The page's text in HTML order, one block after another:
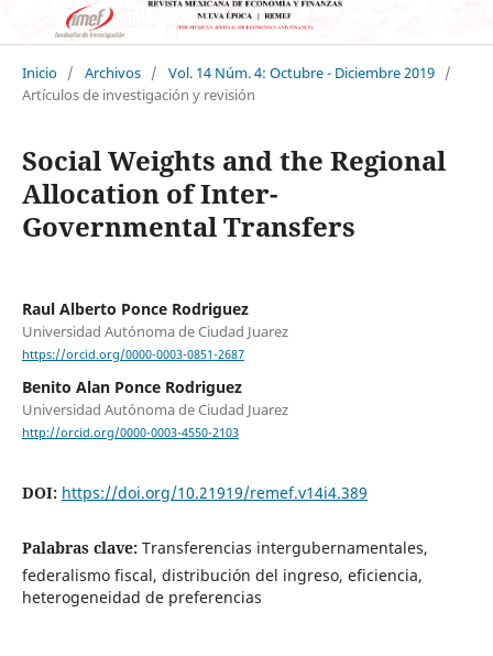
Inicio / Archivos / Vol. 14 Núm. 4: Octubre - Diciembre 2019 /
Artículos de investigación y revisión
Social Weights and the Regional
Allocation of Inter-
Governmental Transfers
Raul Alberto Ponce Rodriguez
Universidad Autónoma de Ciudad Juarez
https://orcid.org/0000-0003-0851-2687
Benito Alan Ponce Rodriguez
Universidad Autónoma de Ciudad Juarez
http://orcid.org/0000-0003-4550-2103
DOI: https://doi.org/10.21919/remef.v14i4.389
Palabras clave: Transferencias intergubernamentales,
federalismo fiscal, distribución del ingreso, eficiencia,
heterogeneidad de preferencias